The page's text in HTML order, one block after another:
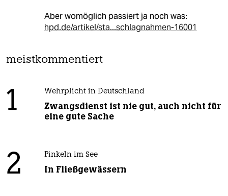
Aber womöglich passiert ja noch was:
hpd.de/artikel/sta...schlagnahmen-16001
meistkommentiert
1 Wehrplicht in Deutschland
Zwangsdienst ist nie gut, auch nicht für
eine gute Sache
2 Pinkeln im See
In Fließgewässern